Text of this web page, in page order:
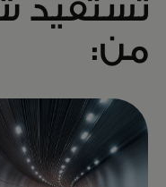
تستفيد
من: